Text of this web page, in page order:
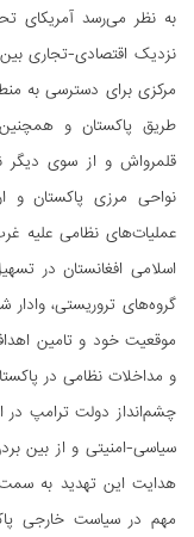
به نظر می‌رسد آمریکای
نزدیک اقتصادی-تجاری
مرکزی برای دسترسی به
طریق پاکستان و همچنین
قلمرواش و از سوی دیگر
نواحی مرزی پاکستان و
عملیات‌های نظامی علیه
اسلامی افغانستان در
گروه‌های تروریستی،
موقعیت خود و تامین
و مداخلات نظامی در
چشم‌انداز دولت ترامپ در
سیاسی-امنیتی و از بین
هدایت این تهدید به سمت
مهم در سیاست خارجی